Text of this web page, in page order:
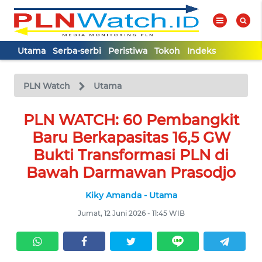
Utama Serba-serbi Peristiwa Tokoh Indeks
PLN Watch Utama
PLN WATCH: 60 Pembangkit
Baru Berkapasitas 16,5 GW
Bukti Transformasi PLN di
Bawah Darmawan Prasodjo
Kiky Amanda - Utama
Jumat, 12 Juni 2026 - 11:45 WIB
TV
Tutup
UTAMA
SERBA-
SERBI
TOKOH